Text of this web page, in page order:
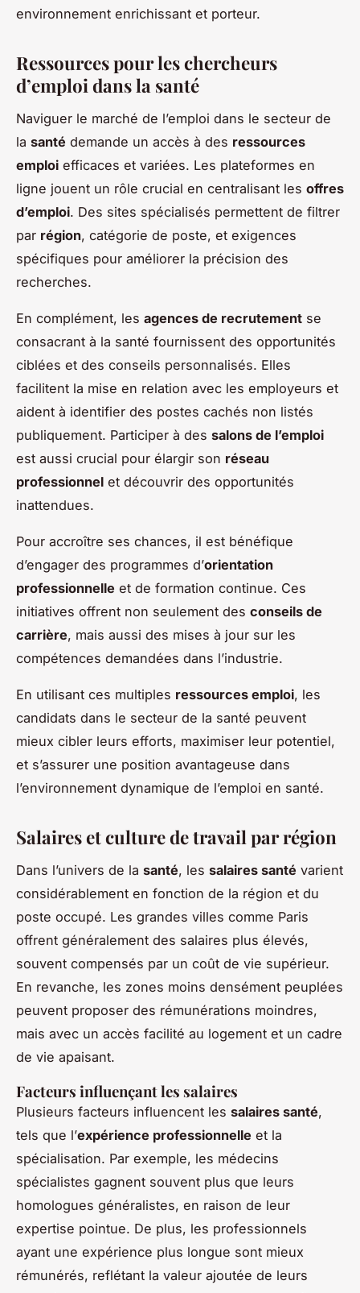
environnement enrichissant et porteur.
Ressources pour les chercheurs
d’emploi dans la santé
Naviguer le marché de l’emploi dans le secteur de
la santé demande un accès à des ressources
emploi efficaces et variées. Les plateformes en
ligne jouent un rôle crucial en centralisant les offres
d’emploi. Des sites spécialisés permettent de filtrer
par région, catégorie de poste, et exigences
spécifiques pour améliorer la précision des
recherches.
En complément, les agences de recrutement se
consacrant à la santé fournissent des opportunités
ciblées et des conseils personnalisés. Elles
facilitent la mise en relation avec les employeurs et
aident à identifier des postes cachés non listés
publiquement. Participer à des salons de l’emploi
est aussi crucial pour élargir son réseau
professionnel et découvrir des opportunités
inattendues.
Pour accroître ses chances, il est bénéfique
d’engager des programmes d’orientation
professionnelle et de formation continue. Ces
initiatives offrent non seulement des conseils de
carrière, mais aussi des mises à jour sur les
compétences demandées dans l’industrie.
En utilisant ces multiples ressources emploi, les
candidats dans le secteur de la santé peuvent
mieux cibler leurs efforts, maximiser leur potentiel,
et s’assurer une position avantageuse dans
l’environnement dynamique de l’emploi en santé.
Salaires et culture de travail par région
Dans l’univers de la santé, les salaires santé varient
considérablement en fonction de la région et du
poste occupé. Les grandes villes comme Paris
offrent généralement des salaires plus élevés,
souvent compensés par un coût de vie supérieur.
En revanche, les zones moins densément peuplées
peuvent proposer des rémunérations moindres,
mais avec un accès facilité au logement et un cadre
de vie apaisant.
Facteurs influençant les salaires
Plusieurs facteurs influencent les salaires santé,
tels que l’expérience professionnelle et la
spécialisation. Par exemple, les médecins
spécialistes gagnent souvent plus que leurs
homologues généralistes, en raison de leur
expertise pointue. De plus, les professionnels
ayant une expérience plus longue sont mieux
rémunérés, reflétant la valeur ajoutée de leurs